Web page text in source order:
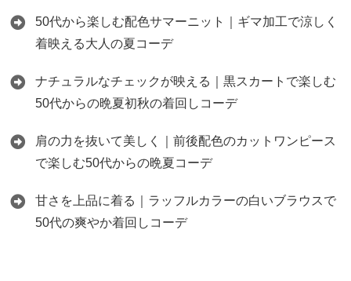
50代から楽しむ配色サマーニット｜ギマ加工で涼しく
着映える大人の夏コーデ
ナチュラルなチェックが映える｜黒スカートで楽しむ
50代からの晩夏初秋の着回しコーデ
肩の力を抜いて美しく｜前後配色のカットワンピース
で楽しむ50代からの晩夏コーデ
甘さを上品に着る｜ラッフルカラーの白いブラウスで
50代の爽やか着回しコーデ